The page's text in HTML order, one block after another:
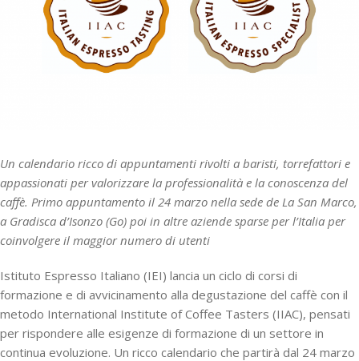
Un calendario ricco di appuntamenti rivolti a baristi, torrefattori e
appassionati per valorizzare la professionalità e la conoscenza del
caffè. Primo appuntamento il 24 marzo nella sede de La San Marco,
a Gradisca d’Isonzo (Go) poi in altre aziende sparse per l’Italia per
coinvolgere il maggior numero di utenti
Istituto Espresso Italiano (IEI) lancia un ciclo di corsi di
formazione e di avvicinamento alla degustazione del caffè con il
metodo International Institute of Coffee Tasters (IIAC), pensati
per rispondere alle esigenze di formazione di un settore in
continua evoluzione. Un ricco calendario che partirà dal 24 marzo